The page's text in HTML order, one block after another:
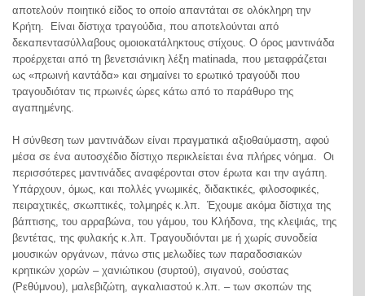
αποτελούν ποιητικό είδος το οποίο απαντάται σε ολόκληρη την
Κρήτη. Είναι δίστιχα τραγούδια, που αποτελούνται από
δεκαπεντασύλλαβους ομοιοκατάληκτους στίχους. Ο όρος μαντινάδα
προέρχεται από τη βενετσιάνικη λέξη matinada, που μεταφράζεται
ως «πρωινή καντάδα» και σημαίνει το ερωτικό τραγούδι που
τραγουδιόταν τις πρωινές ώρες κάτω από το παράθυρο της
αγαπημένης.
Η σύνθεση των μαντινάδων είναι πραγματικά αξιοθαύμαστη, αφού
μέσα σε ένα αυτοσχέδιο δίστιχο περικλείεται ένα πλήρες νόημα. Οι
περισσότερες μαντινάδες αναφέρονται στον έρωτα και την αγάπη.
Υπάρχουν, όμως, και πολλές γνωμικές, διδακτικές, φιλοσοφικές,
πειραχτικές, σκωπτικές, τολμηρές κ.λπ. Έχουμε ακόμα δίστιχα της
βάπτισης, του αρραβώνα, του γάμου, του Κλήδονα, της κλεψιάς, της
βεντέτας, της φυλακής κ.λπ. Τραγουδιόνται με ή χωρίς συνοδεία
μουσικών οργάνων, πάνω στις μελωδίες των παραδοσιακών
κρητικών χορών – χανιώτικου (συρτού), σιγανού, σούστας
(Ρεθύμνου), μαλεβιζώτη, αγκαλιαστού κ.λπ. – των σκοπών της